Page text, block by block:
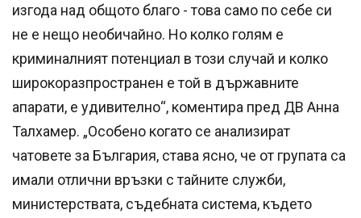
изгода над общото благо - това само по себе си
не е нещо необичайно. Но колко голям е
криминалният потенциал в този случай и колко
широкоразпространен е той в държавните
апарати, е удивително“, коментира пред ДВ Анна
Талхамер. „Особено когато се анализират
чатовете за България, става ясно, че от групата са
имали отлични връзки с тайните служби,
министерствата, съдебната система, където